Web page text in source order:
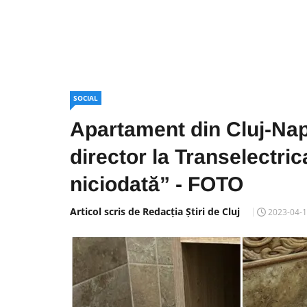
SOCIAL
Apartament din Cluj-
director la
niciodată” - FOTO
Articol scris de Redacția Știri de Cluj 2023-04-